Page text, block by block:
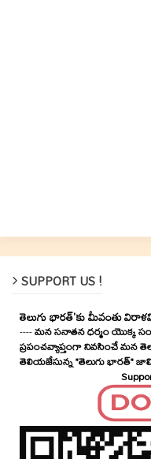
SUPPORT US !
తెలుగు భారత్'కు మీవంతు
----మన సనాతన ధర్మం యొక్క
ప్రపంచవ్యాప్తంగా నివసించే మన
తెలియజేసున్న "తెలుగు భారత్"